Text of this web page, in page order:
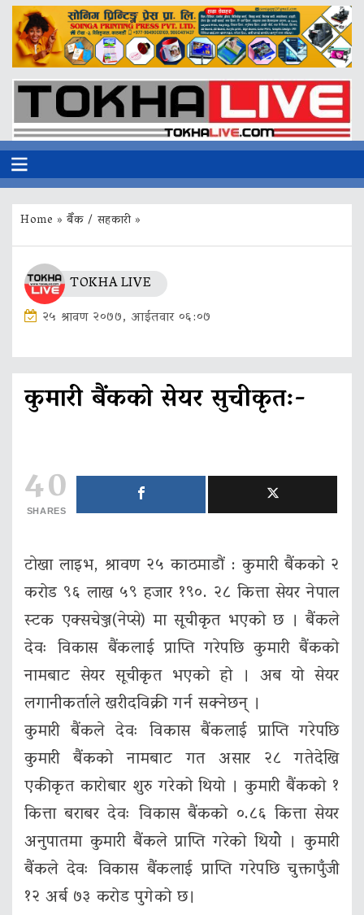
Home »बैँक / सहकारी»
TOKHA LIVE
२५ श्रावण २०७७, आईतवार ०६:०७
कुमारी बैंकको सेयर सुचीकृत:-
40
SHARES
टाेखा लाइभ, श्रावण २५ काठमाडौं : कुमारी बैंकको २
करोड ९६ लाख ५९ हजार १९०. २८ कित्ता सेयर नेपाल
स्टक एक्सचेञ्ज(नेप्से) मा सूचीकृत भएको छ । बैंकले
देवः विकास बैंकलाई प्राप्ति गरेपछि कुमारी बैंकको
नामबाट सेयर सूचीकृत भएको हो । अब यो सेयर
लगानीकर्ताले खरीदविक्री गर्न सक्नेछन् ।
कुमारी बैंकले देवः विकास बैंकलाई प्राप्ति गरेपछि
कुमारी बैंकको नामबाट गत असार २८ गतेदेखि
एकीकृत कारोबार शुरु गरेको थियो । कुमारी बैंकको १
कित्ता बराबर देवः विकास बैंकको ०.८६ कित्ता सेयर
अनुपातमा कुमारी बैंकले प्राप्ति गरेको थियोे । कुमारी
बैंकले देवः विकास बैंकलाई प्राप्ति गरेपछि चुक्तापुँजी
१२ अर्ब ७३ करोड पुगेको छ।